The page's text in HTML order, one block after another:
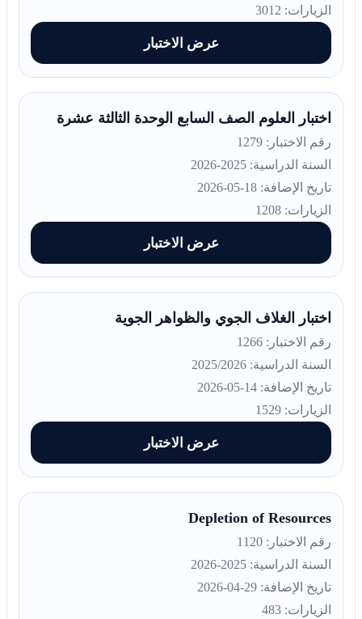
الزيارات: 3012
عرض الاختبار
اختبار العلوم الصف السابع الوحدة الثالثة عشرة
رقم الاختبار: 1279
السنة الدراسية: 2025-2026
تاريخ الإضافة: 18-05-2026
الزيارات: 1208
عرض الاختبار
اختبار الغلاف الجوي والظواهر الجوية
رقم الاختبار: 1266
السنة الدراسية: 2025/2026
تاريخ الإضافة: 14-05-2026
الزيارات: 1529
عرض الاختبار
Depletion of Resources
رقم الاختبار: 1120
السنة الدراسية: 2025-2026
تاريخ الإضافة: 29-04-2026
الزيارات: 483